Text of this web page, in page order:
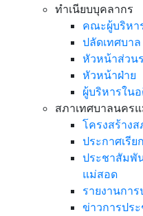
ทำเนียบบุคลากร
คณะผู้บริหา
ปลัดเทศบาล
หัวหน้าส่วน
หัวหน้าฝ่าย
ผู้บริหารใน
สภาเทศบาลนคร
โครงสร้าง
ประกาศเรี
ประชาสัมพั
แม่สอด
รายงานกา
ข่าวการปร